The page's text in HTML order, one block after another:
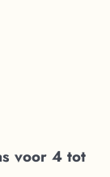
voor 4 tot